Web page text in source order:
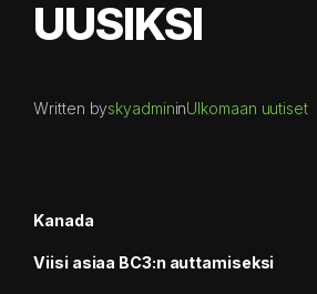
UUSIKSI
Written byskyadmininUlkomaan uutiset
Kanada
Viisi asiaa BC3:n auttamiseksi